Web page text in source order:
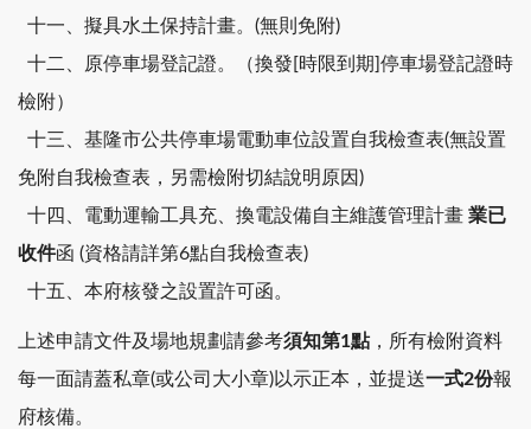
十一、擬具水土保持計畫。(無則免附)
十二、原停車場登記證。（換發[時限到期]停車場登記證時
檢附）
十三、基隆市公共停車場電動車位設置自我檢查表(無設置
免附自我檢查表，另需檢附切結說明原因)
十四、電動運輸工具充、換電設備自主維護管理計畫 業已
收件函 (資格請詳第6點自我檢查表)
十五、本府核發之設置許可函。
上述申請文件及場地規劃請參考須知第1點，所有檢附資料
每一面請蓋私章(或公司大小章)以示正本，並提送一式2份報
府核備。